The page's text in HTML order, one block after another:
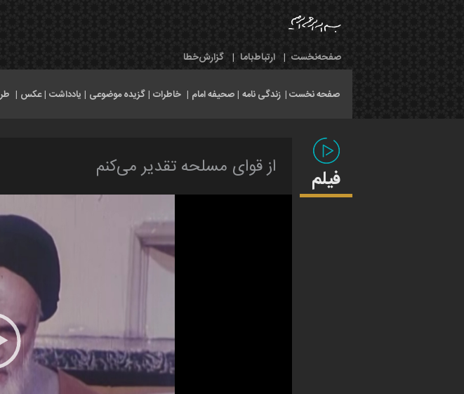
صفحه‌نخست | ارتباط‌با‌ما | گزارش‌خطا
صفحه نخست | زندگی نامه |صحیفه امام | خاطرات |گزیده موضوعی | یادداشت |عکس |
فیلم از قوای مسلحه تقدیر می‌کنم